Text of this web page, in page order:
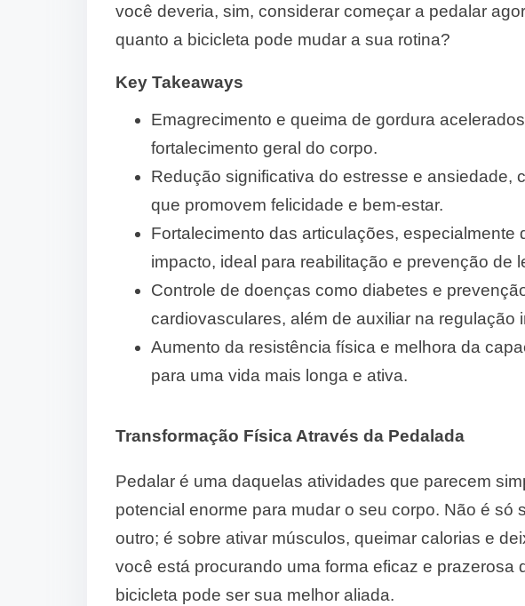
você deveria, sim, considerar começar a pedalar
quanto a bicicleta pode mudar a sua rotina?
Key Takeaways
Emagrecimento e queima de gordura
fortalecimento geral do corpo.
Redução significativa do estresse e ansiedade,
que promovem felicidade e bem-estar.
Fortalecimento das articulações, especialmente
impacto, ideal para reabilitação e prevenção de
Controle de doenças como diabetes e
cardiovasculares, além de auxiliar na regulação
Aumento da resistência física e melhora da
para uma vida mais longa e ativa.
Transformação Física Através da Pedalada
Pedalar é uma daquelas atividades que parecem
potencial enorme para mudar o seu corpo. Não é só
outro; é sobre ativar músculos, queimar calorias e
você está procurando uma forma eficaz e prazerosa
bicicleta pode ser sua melhor aliada.